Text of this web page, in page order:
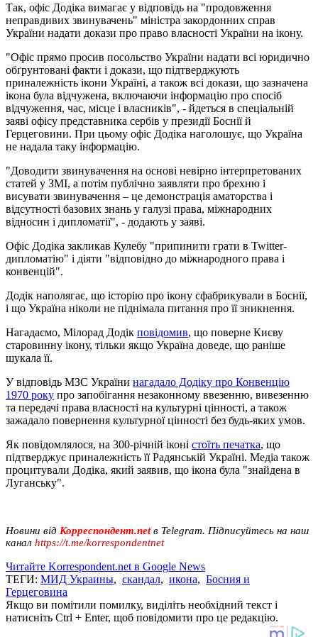
Так, офіс Додіка вимагає у відповідь на "продовження
неправдивих звинувачень" міністра закордонних справ
України надати докази про право власності України на ікону.
"Офіс прямо просив посольство України надати всі юридично
обґрунтовані факти і докази, що підтверджують
приналежність ікони Україні, а також всі докази, що зазначена
ікона була відчужена, включаючи інформацію про спосіб
відчуження, час, місце і власників", - йдеться в спеціальній
заяві офісу представника сербів у президії Боснії й
Герцеговини. При цьому офіс Додіка наголошує, що Україна
не надала таку інформацію.
"Доводити звинувачення на основі невірно інтерпретованих
статей у ЗМІ, а потім публічно заявляти про брехню і
висувати звинувачення – це демонстрація аматорства і
відсутності базових знань у галузі права, міжнародних
відносин і дипломатії", - додають у заяві.
Офіс Додіка закликав Кулебу "припинити грати в Twitter-
дипломатію" і діяти "відповідно до міжнародного права і
конвенцій".
Додік наполягає, що історію про ікону сфабрикували в Боснії,
і що Україна ніколи не піднімала питання про її зникнення.
Нагадаємо, Мілорад Додік повідомив, що поверне Києву
старовинну ікону, тільки якщо Україна доведе, що раніше
шукала її.
У відповідь МЗС України нагадало Додіку про Конвенцію
1970 року про запобігання незаконному ввезенню, вивезенню
та передачі права власності на культурні цінності, а також
зажадало повернення культурної цінності без будь-яких умов.
Як повідомлялося, на 300-річній іконі стоїть печатка, що
підтверджує приналежність її Радянській Україні. Медіа також
процитували Додіка, який заявив, що ікона була "знайдена в
Луганську".
Новини від Корреспондент.netв Telegram. Підписуйтесь на наш
канал https://t.me/korrespondentnet
Читайте Korrespondent.net в Google News
ТЕГИ: МИД Украины, скандал, икона, Босния и
Герцеговина
Якщо ви помітили помилку, виділіть необхідний текст і
натисніть Ctrl + Enter, щоб повідомити про це редакцію.